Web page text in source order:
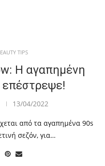
TIPS
H αγαπημένη
13/04/2022
από τα αγαπημένα 90s
σεζόν, για…